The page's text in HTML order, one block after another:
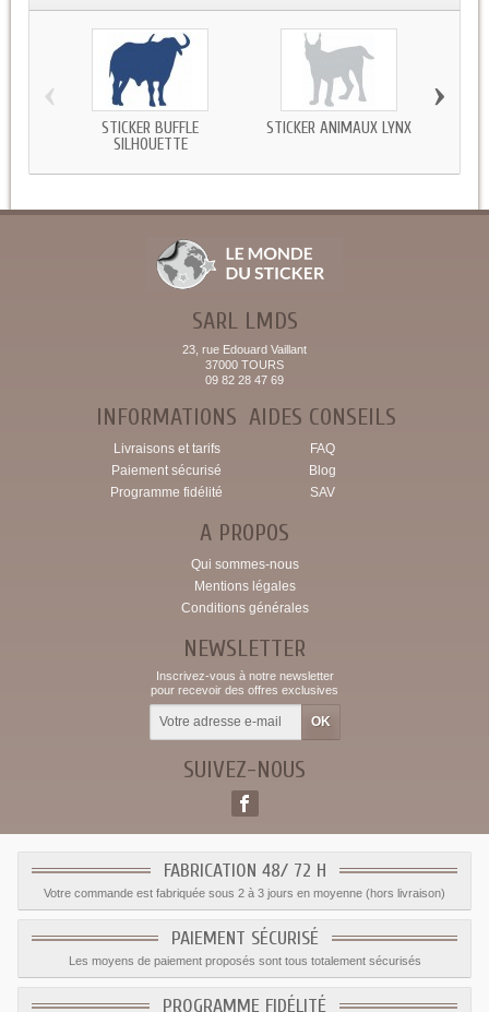
STICKER BUFFLE
SILHOUETTE
STICKER ANIMAUX LYNX
‹ ›
SARL LMDS
23, rue Edouard Vaillant
37000 TOURS
09 82 28 47 69
INFORMATIONS
Livraisons et tarifs
Paiement sécurisé
Programme fidélité
AIDES CONSEILS
FAQ
Blog
SAV
A PROPOS
Qui sommes-nous
Mentions légales
Conditions générales
NEWSLETTER
Inscrivez-vous à notre newsletter
pour recevoir des offres exclusives
SUIVEZ-NOUS
FABRICATION 48/ 72 H
Votre commande est fabriquée sous 2 à 3 jours en moyenne (hors livraison)
PAIEMENT SÉCURISÉ
Les moyens de paiement proposés sont tous totalement sécurisés
PROGRAMME FIDÉLITÉ